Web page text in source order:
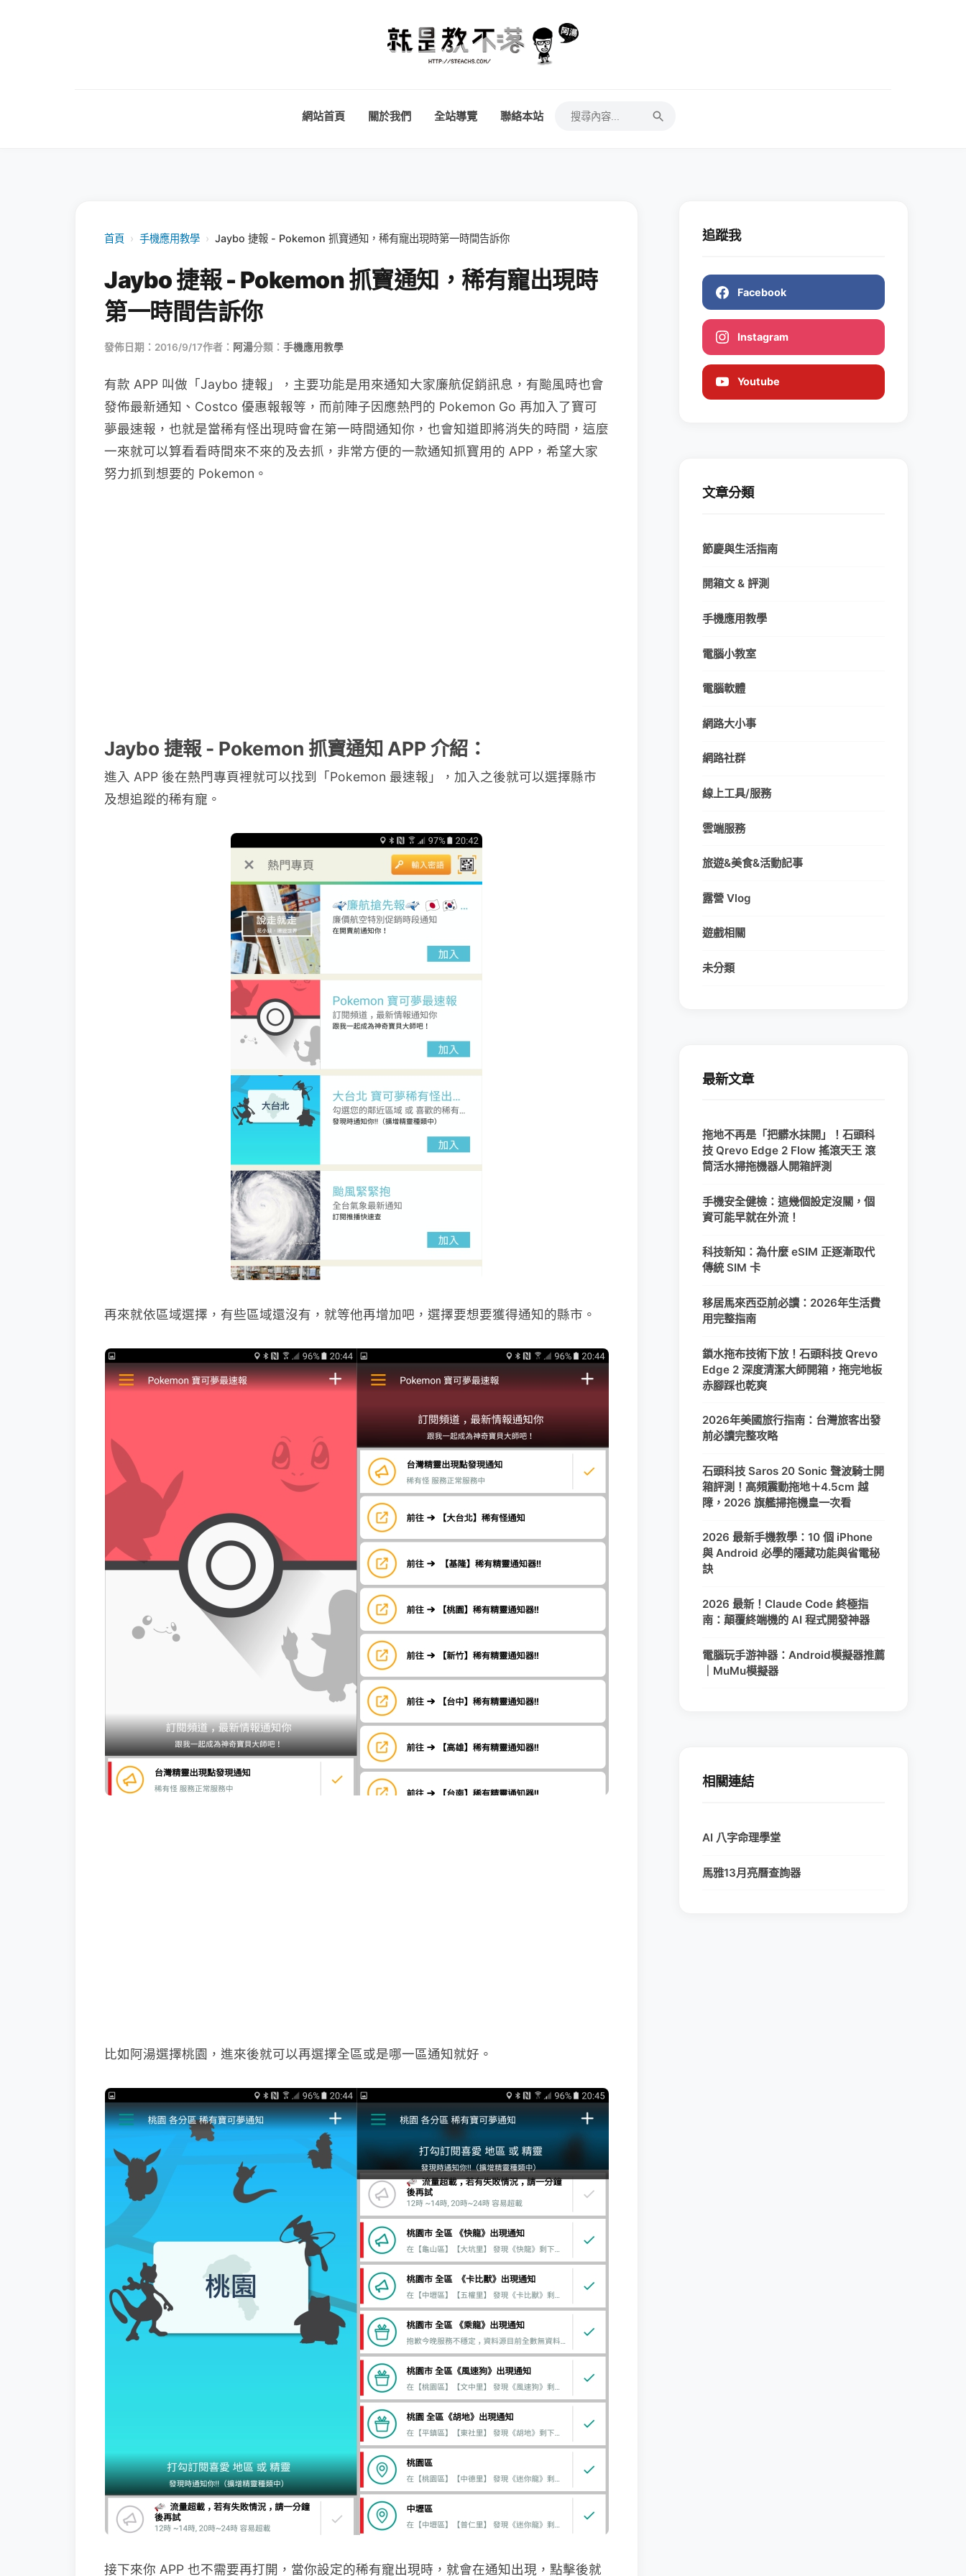
網站首頁 關於我們 全站導覽 聯絡本站
首頁 › 手機應用教學 › Jaybo 捷報 - Pokemon 抓寶通知，稀有寵出現時第一時間告訴你
Jaybo 捷報 - Pokemon 抓寶通知，稀有寵出現時
第一時間告訴你
發佈日期：2016/9/17作者： 阿湯分類： 手機應用教學
有款 APP 叫做「Jaybo 捷報」，主要功能是用來通知大家廉航促銷訊息，有颱風時也會
發佈最新通知、Costco 優惠報報等，而前陣子因應熱門的 Pokemon Go 再加入了寶可
夢最速報，也就是當稀有怪出現時會在第一時間通知你，也會知道即將消失的時間，這麼
一來就可以算看看時間來不來的及去抓，非常方便的一款通知抓寶用的 APP，希望大家
努力抓到想要的 Pokemon。
Jaybo 捷報 - Pokemon 抓寶通知 APP 介紹：
進入 APP 後在熱門專頁裡就可以找到「Pokemon 最速報」，加入之後就可以選擇縣市
及想追蹤的稀有寵。
再來就依區域選擇，有些區域還沒有，就等他再增加吧，選擇要想要獲得通知的縣市。
比如阿湯選擇桃園，進來後就可以再選擇全區或是哪一區通知就好。
接下來你 APP 也不需要再打開，當你設定的稀有寵出現時，就會在通知出現，點擊後就
追蹤我
Facebook
Instagram
Youtube
文章分類
節慶與生活指南
開箱文 & 評測
手機應用教學
電腦小教室
電腦軟體
網路大小事
網路社群
線上工具/服務
雲端服務
旅遊&美食&活動記事
露營 Vlog
遊戲相關
未分類
最新文章
拖地不再是「把髒水抹開」！石頭科
技 Qrevo Edge 2 Flow 搖滾天王 滾
筒活水掃拖機器人開箱評測
手機安全健檢：這幾個設定沒關，個
資可能早就在外流！
科技新知：為什麼 eSIM 正逐漸取代
傳統 SIM 卡
移居馬來西亞前必讀：2026年生活費
用完整指南
鎖水拖布技術下放！石頭科技 Qrevo
Edge 2 深度清潔大師開箱，拖完地板
赤腳踩也乾爽
2026年美國旅行指南：台灣旅客出發
前必讀完整攻略
石頭科技 Saros 20 Sonic 聲波騎士開
箱評測！高頻震動拖地＋4.5cm 越
障，2026 旗艦掃拖機皇一次看
2026 最新手機教學：10 個 iPhone
與 Android 必學的隱藏功能與省電秘
訣
2026 最新！Claude Code 終極指
南：顛覆終端機的 AI 程式開發神器
電腦玩手游神器：Android模擬器推薦
｜MuMu模擬器
相關連結
AI 八字命理學堂
馬雅13月亮曆查詢器